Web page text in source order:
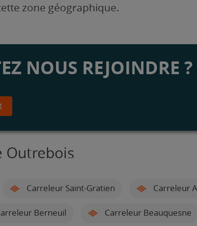
zone géographique.
NOUS REJOINDRE ?
Outrebois
Carreleur Saint-Gratien Carreleur
Berneuil Carreleur Beauquesne